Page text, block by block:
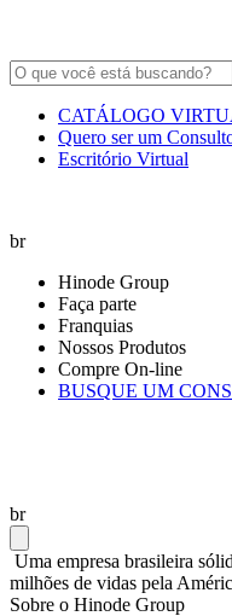
CATÁLOGO
Quero ser um
Escritório Virtual
br
Hinode Group
Faça parte
Franquias
Nossos Produtos
Compre On-line
BUSQUE UM
br
Uma empresa brasileira
milhões de vidas pela
Sobre o Hinode Group